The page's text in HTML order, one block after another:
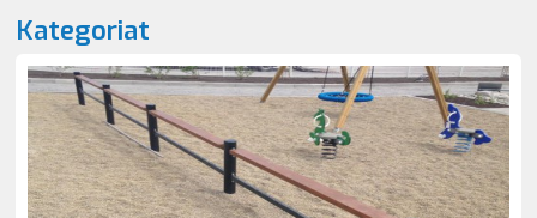
Kategoriat